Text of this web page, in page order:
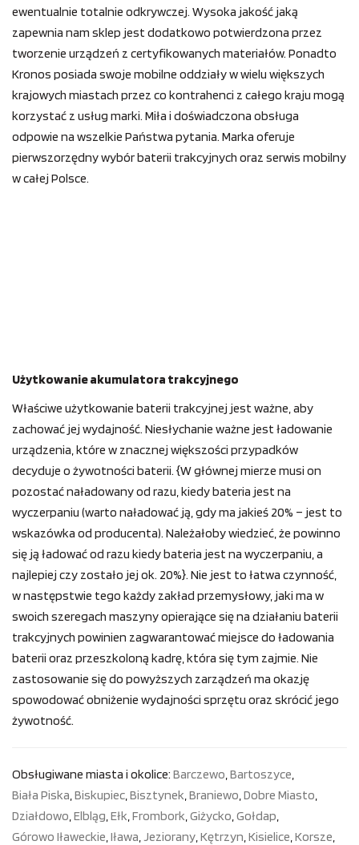
ewentualnie totalnie odkrywczej. Wysoka jakość jaką
zapewnia nam sklep jest dodatkowo potwierdzona przez
tworzenie urządzeń z certyfikowanych materiałów. Ponadto
Kronos posiada swoje mobilne oddziały w wielu większych
krajowych miastach przez co kontrahenci z całego kraju mogą
korzystać z usług marki. Miła i doświadczona obsługa
odpowie na wszelkie Państwa pytania. Marka oferuje
pierwszorzędny wybór baterii trakcyjnych oraz serwis mobilny
w całej Polsce.
Użytkowanie akumulatora trakcyjnego
Właściwe użytkowanie baterii trakcyjnej jest ważne, aby
zachować jej wydajność. Niesłychanie ważne jest ładowanie
urządzenia, które w znacznej większości przypadków
decyduje o żywotności baterii. {W głównej mierze musi on
pozostać naładowany od razu, kiedy bateria jest na
wyczerpaniu (warto naładować ją, gdy ma jakieś 20% – jest to
wskazówka od producenta). Należałoby wiedzieć, że powinno
się ją ładować od razu kiedy bateria jest na wyczerpaniu, a
najlepiej czy zostało jej ok. 20%}. Nie jest to łatwa czynność,
w następstwie tego każdy zakład przemysłowy, jaki ma w
swoich szeregach maszyny opierające się na działaniu baterii
trakcyjnych powinien zagwarantować miejsce do ładowania
baterii oraz przeszkoloną kadrę, która się tym zajmie. Nie
zastosowanie się do powyższych zarządzeń ma okazję
spowodować obniżenie wydajności sprzętu oraz skrócić jego
żywotność.
Obsługiwane miasta i okolice: Barczewo,Bartoszyce,
Biała Piska,Biskupiec,Bisztynek,Braniewo,Dobre Miasto,
Działdowo,Elbląg,Ełk,Frombork,Giżycko,Gołdap,
Górowo Iławeckie,Iława,Jeziorany,Kętrzyn,Kisielice,Korsze,